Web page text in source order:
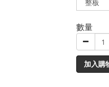
數量
加入購